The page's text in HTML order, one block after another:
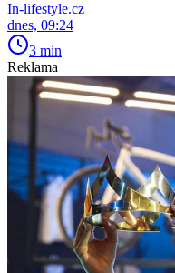
In-lifestyle.cz
dnes, 09:24
3 min
Reklama